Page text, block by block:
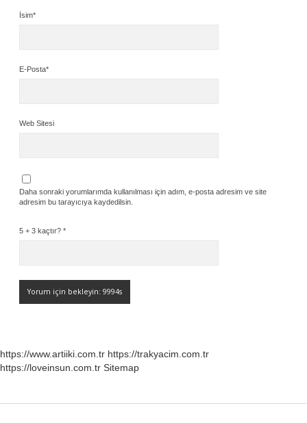
İsim*
E-Posta*
Web Sitesi
Daha sonraki yorumlarımda kullanılması için adım, e-posta adresim ve site
adresim bu tarayıcıya kaydedilsin.
5 + 3 kaçtır? *
https://www.artiiki.com.tr https://trakyacim.com.tr
https://loveinsun.com.tr Sitemap